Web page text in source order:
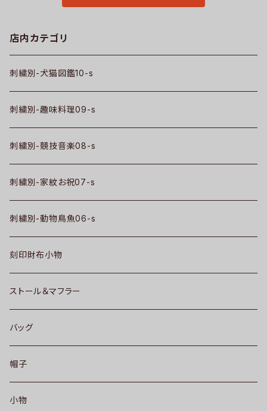
店内カテゴリ
刺繍別-犬猫図鑑10-s
刺繍別-趣味料理09-s
刺繍別-競技音楽08-s
刺繍別-家紋お祝07-s
刺繍別-動物鳥魚06-s
刻印財布小物
ストール＆マフラー
バッグ
帽子
小物